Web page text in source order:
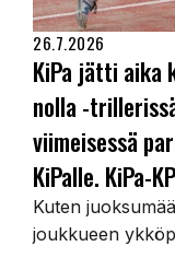
26.7.2026
KiPa jätti aika
nolla -
viimeisessä
KiPalle. KiPa-
Kuten
joukkueen